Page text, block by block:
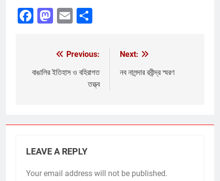
Facebook
Mastodon
Email
navigation
Previous:
বাঙালির ইতিহাস ও বহিরাগত
তত্ত্ব
Next:
নব নালন্দার রবীন্দ্র স্মরণ
LEAVE A REPLY
Your email address will not be published.